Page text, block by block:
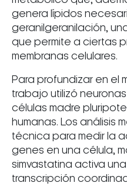
genera lípidos
geranilgeranilación,
que permite a ciertas
membranas celulares.
Para profundizar en el
trabajo utilizó
células madre
humanas. Los análisis
técnica para medir la
genes en una célula,
simvastatina activa
transcripción